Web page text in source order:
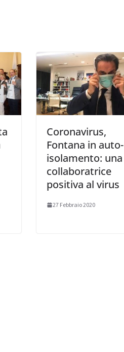
Coronavirus,
Fontana in auto-
isolamento: una
collaboratrice
positiva al virus
27 Febbraio 2020